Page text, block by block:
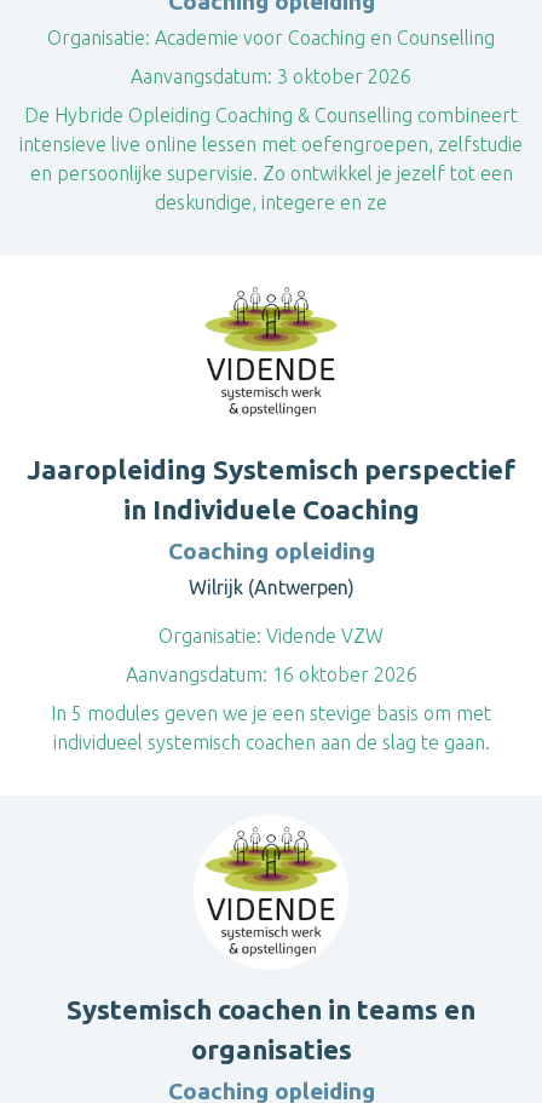
Organisatie: Academie voor Coaching en Counselling
Aanvangsdatum: 3 oktober 2026
​De Hybride Opleiding Coaching & Counselling combineert
intensieve live online lessen met oefengroepen, zelfstudie
en persoonlijke supervisie. Zo ontwikkel je jezelf tot een
deskundige, integere en ze
Jaaropleiding Systemisch perspectief
in Individuele Coaching
Coaching opleiding
Wilrijk (Antwerpen)
Organisatie: Vidende VZW
Aanvangsdatum: 16 oktober 2026
In 5 modules geven we je een stevige basis om met
individueel systemisch coachen aan de slag te gaan.
Systemisch coachen in teams en
organisaties
Coaching opleiding